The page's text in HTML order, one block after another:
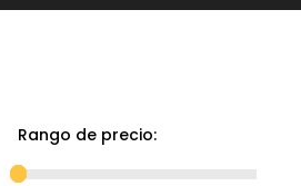
Rango de precio: